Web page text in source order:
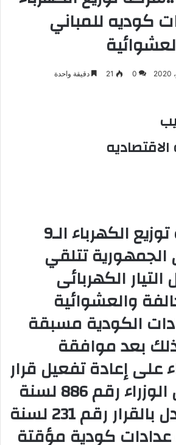
كوديه للمباني
0
21 دقيقة واحدة
بدأت شركات توزيع الكهرباء الـ9
تتلقي
الكهربائى
والعشوائية
الكودية مسبقة
بعد موافقة
على إعادة تفعيل قرار
رئيس مجلس الوزراء رقم 886 لسنة
2016، والمعدل بالقرار رقم 231 لسنة
عدادات كودية مؤقتة